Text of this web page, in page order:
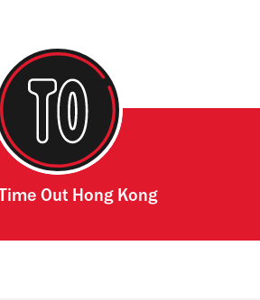
Time Out Hong Kong